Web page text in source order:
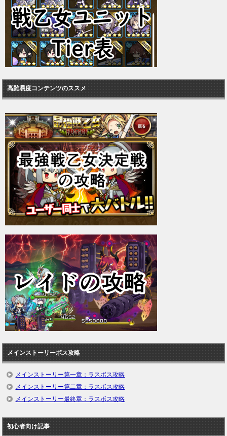
高難易度コンテンツのススメ
メインストーリーボス攻略
メインストーリー第一章：ラスボス攻略
メインストーリー第二章：ラスボス攻略
メインストーリー最終章：ラスボス攻略
初心者向け記事